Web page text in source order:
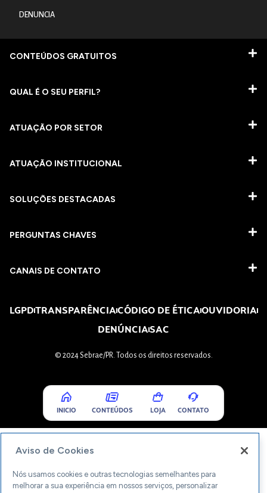
DENUNCIA
CONTEÚDOS GRATUITOS
QUAL É O SEU PERFIL?
ATUAÇÃO POR SETOR
ATUAÇÃO INSTITUCIONAL
SOLUÇÕES DESTACADAS
PERGUNTAS CHAVES​
CANAIS DE CONTATO
LGPDTRANSPARÊNCIACÓDIGO DE ÉTICAOUVIDORIA
DENÚNCIASAC
© 2024 Sebrae/PR. Todos os direitos reservados.
INICIO CONTEÚDOS LOJA CONTATO
Aviso de Cookies
Nós usamos cookies e outras tecnologias semelhantes para
melhorar a sua experiência em nossos serviços, personalizar